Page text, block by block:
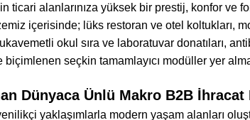
ticari alanlarınıza yüksek bir prestij, konfor ve
içerisinde; lüks restoran ve otel koltukları,
okul sıra ve laboratuvar donatıları,
seçkin tamamlayıcı modüller yer
Dünyaca Ünlü Makro B2B İhracat
yaklaşımlarla modern yaşam alanları